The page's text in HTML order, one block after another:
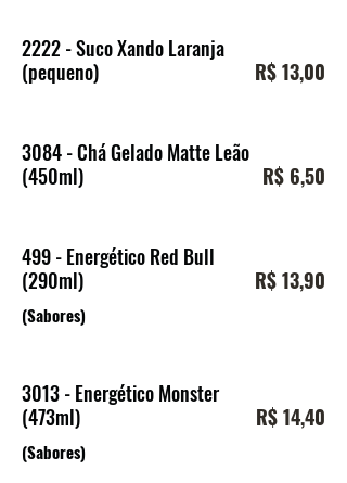
2222 - Suco Xando Laranja
(pequeno)
R$ 13,00
3084 - Chá Gelado Matte Leão
(450ml)
R$ 6,50
499 - Energético Red Bull
(290ml)
(Sabores)
R$ 13,90
3013 - Energético Monster
(473ml)
(Sabores)
R$ 14,40